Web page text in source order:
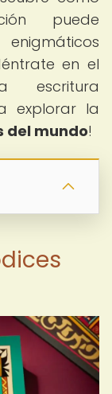
puede
en el
escritura
explorar la
del mundo!